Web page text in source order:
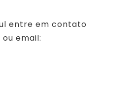
entre em contato
email: